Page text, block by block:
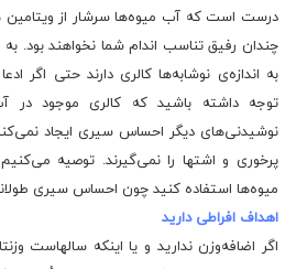
درست است که آب میوه‌ها سرشار از ویتامین
چندان رفیق تناسب اندام شما نخواهند بود.
به اندازه‌ی نوشابه‌ها کالری دارند حتی اگر
توجه داشته باشید که کالری موجود در
نوشیدنی‌های دیگر احساس سیری ایجاد
پرخوری و اشتها را نمی‌گیرند. توصیه
میوه‌ها استفاده کنید چون احساس سیری
اهداف افراطی دارید
اگر اضافه‌وزن ندارید و یا اینکه سالهاست